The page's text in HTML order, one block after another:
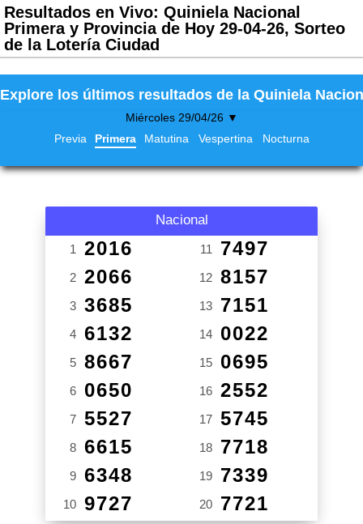
Resultados en Vivo: Quiniela Nacional
Primera y Provincia de Hoy 29-04-26, Sorteo
de la Lotería Ciudad
Explore los últimos resultados de la Quiniela
Miércoles 29/04/26 ▼
Previa
Primera Matutina Vespertina Nocturna
Nacional
1 2016
2 2066
3 3685
4 6132
5 8667
6 0650
7 5527
8 6615
9 6348
10 9727
11 7497
12 8157
13 7151
14 0022
15 0695
16 2552
17 5745
18 7718
19 7339
20 7721